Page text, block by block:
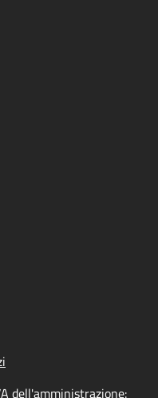
dell'amministrazione: